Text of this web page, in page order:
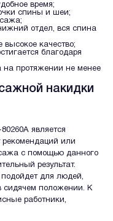
время;
спины и шеи;
отдел, вся спина
высокое качество;
благодаря
на протяжении не менее
накидки
является
рекомендаций или
с помощью данного
результат.
для людей,
сидячем положении. К
работники,